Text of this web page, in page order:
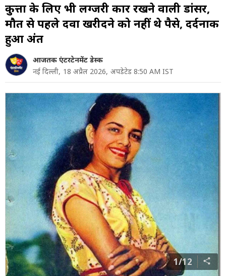
कुत्तों के ल‍िए भी लग्जरी कार रखने वाली डांसर,
मौत से पहले दवा खरीदने को नहीं थे पैसे, दर्दनाक
हुआ अंत
आजतक एंटरटेनमेंट डेस्क
नई दिल्ली, 18 अप्रैल 2026, अपडेटेड 8:50 AM IST
1/12